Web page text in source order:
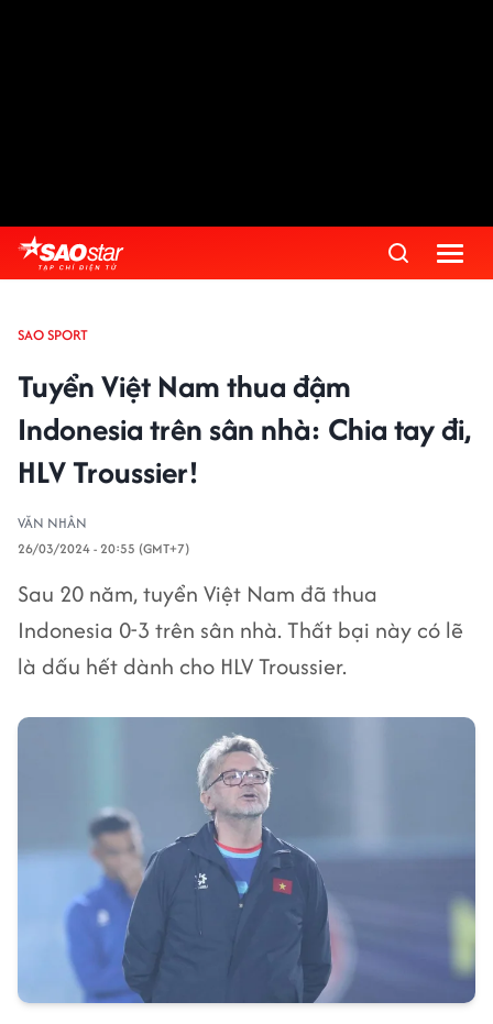
SAO SPORT
Tuyển Việt Nam thua đậm
Indonesia trên sân nhà: Chia tay đi,
HLV Troussier!
VĂN NHÂN
26/03/2024 - 20:55 (GMT+7)
Sau 20 năm, tuyển Việt Nam đã thua
Indonesia 0-3 trên sân nhà. Thất bại này có lẽ
là dấu hết dành cho HLV Troussier.